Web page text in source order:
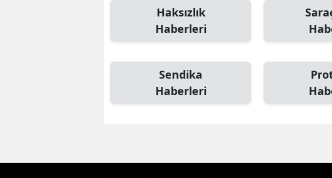
Haksızlık
Haberleri
Sendika
Haberleri